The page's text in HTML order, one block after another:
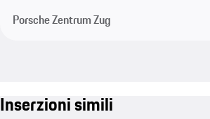
Porsche Zentrum Zug
Inserzioni simili